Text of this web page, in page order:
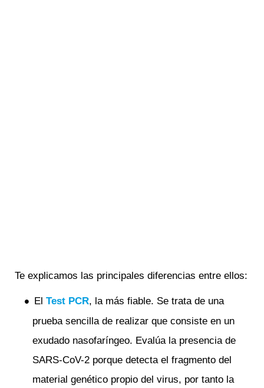
Te explicamos las principales diferencias entre ellos:
El Test PCR, la más fiable. Se trata de una
prueba sencilla de realizar que consiste en un
exudado nasofaríngeo. Evalúa la presencia de
SARS-CoV-2 porque detecta el fragmento del
material genético propio del virus, por tanto la